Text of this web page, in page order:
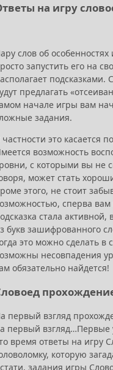
на игру
слов об
запустить его на
предлагать
начале игры вам
задания.
частности это касается
возможность
с которыми вы не
может стать
этого, не стоит
сперва вам
стала
букв зашифрованного
это можно сделать
несовпадения
обязательно найдется!
первый взгляд
первый взгляд…Первые
время ответы на игру
которую
задания игры